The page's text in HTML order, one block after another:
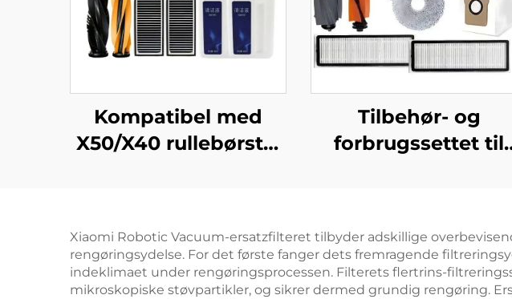
Kompatibel med
X50/X40 rullebørste,
fejningsrobottilbehør
Tilbehør- og
forbrugssettet til
Xiaomi Robotic Vacuum-ersatzfilteret tilbyder adskillige
rengøringsydelse. For det første fanger dets fremragende
indeklimaet under rengøringsprocessen. Filterets flertrins-
mikroskopiske støvpartikler, og sikrer dermed grundig rengøring.